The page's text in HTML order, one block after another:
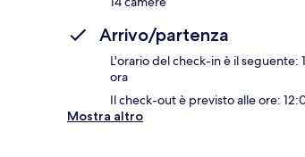
Arrivo/partenza
L'orario del check-in è il seguente:
ora
Il check-out è previsto alle ore:
Mostra altro